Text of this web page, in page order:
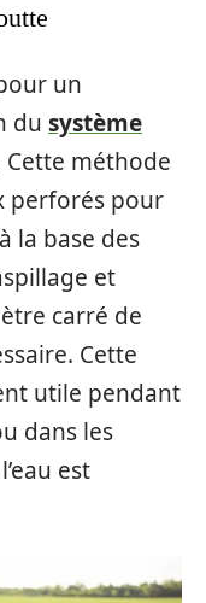
un
du système
Cette méthode
perforés pour
la base des
et
carré de
Cette
utile pendant
dans les
est